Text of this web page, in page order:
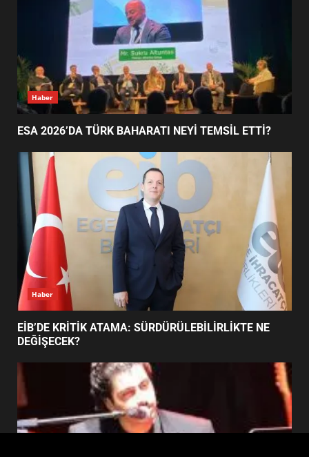
3
EİB’DE KRİTİK ATAMA:
SÜRDÜRÜLEBİLİRLİKTE NE
DEĞİŞECEK?
4
FİNALİNDE NE BAŞARDI?
5
BALIKESİR MÜZELERİNDE SÜRE
UZATILDI: NE DEĞİŞTİ?
BURHANİYE SATRANÇ
TURNUVASI KAYITLARI NEYİ
7
BURHANİYE BELEDİYESPOR’DA
YENİ YÖNETİM NASIL
ŞEKİLLENDİ?
Haber
ESA 2026’DA TÜRK BAHARATI NEYİ TEMSİL ETTİ?
Haber
EİB’DE KRİTİK ATAMA: SÜRDÜRÜLEBİLİRLİKTE NE
DEĞİŞECEK?